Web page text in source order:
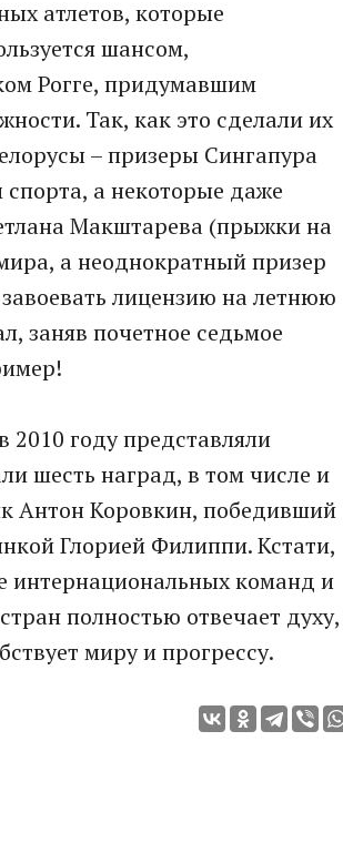
атлетов, которые
шансом,
Рогге, придумавшим
Так, как это сделали их
– призеры Сингапура
а некоторые даже
Макштарева (прыжки на
а неоднократный призер
лицензию на летнюю
заняв почетное седьмое
2010 году представляли
шесть наград, в том числе и
Антон Коровкин, победивший
Глорией Филиппи. Кстати,
интернациональных команд и
полностью отвечает духу,
миру и прогрессу.